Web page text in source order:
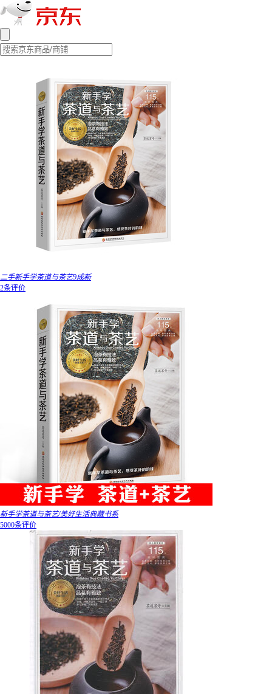
二手新手学茶道与茶艺9成新
2条评价
新手学茶道与茶艺/美好生活典藏书系
5000条评价